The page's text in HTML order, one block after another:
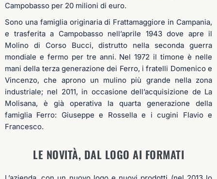
Campobasso per 20 milioni di euro.
Sono una famiglia originaria di Frattamaggiore in Campania,
e trasferita a Campobasso nell’aprile 1943 dove apre il
Molino di Corso Bucci, distrutto nella seconda guerra
mondiale e fermo per tre anni. Nel 1972 il timone è nelle
mani della terza generazione dei Ferro, i fratelli Domenico e
Vincenzo, che aprono un mulino più grande nella zona
industriale; nel 2011, in occasione dell’acquisizione de La
Molisana, è già operativa la quarta generazione della
famiglia Ferro: Giuseppe e Rossella e i cugini Flavio e
Francesco.
LE NOVITÀ, DAL LOGO AI FORMATI